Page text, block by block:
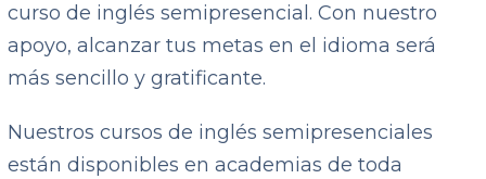
curso de inglés semipresencial. Con nuestro
apoyo, alcanzar tus metas en el idioma será
más sencillo y gratificante.
Nuestros cursos de inglés semipresenciales
están disponibles en academias de toda